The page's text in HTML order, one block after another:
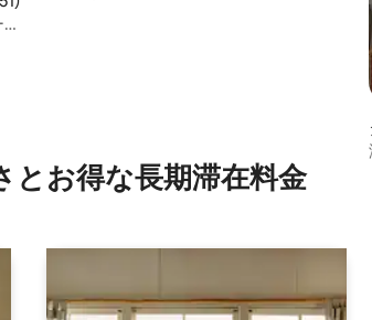
とお⁠得⁠な長⁠期⁠滞⁠在料⁠金